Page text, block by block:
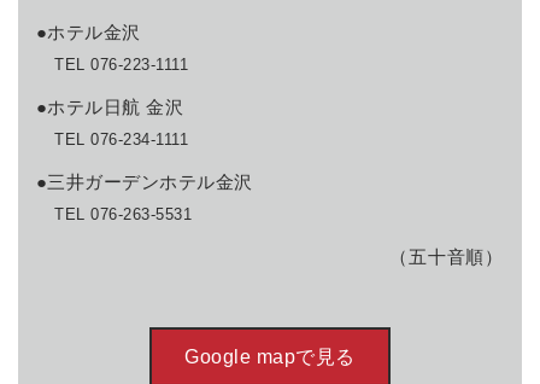
●ホテル金沢
TEL 076-223-1111
●ホテル日航 金沢
TEL 076-234-1111
●三井ガーデンホテル金沢
TEL 076-263-5531
（五十音順）
Google mapで見る